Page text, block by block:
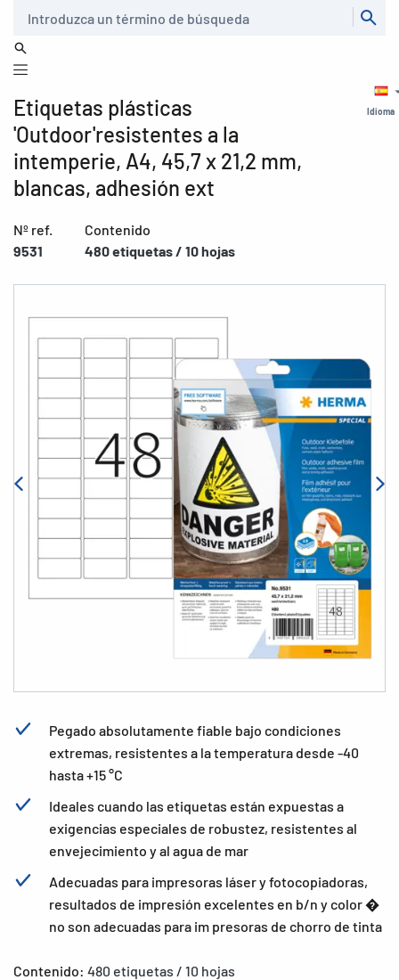
Idioma
Etiquetas plásticas
'Outdoor'resistentes a la
intemperie, A4, 45,7 x 21,2 mm,
blancas, adhesión ext
Nº ref.
9531
Contenido
480 etiquetas / 10 hojas
Pegado absolutamente fiable bajo condiciones
extremas, resistentes a la temperatura desde -40
hasta +15 °C
Ideales cuando las etiquetas están expuestas a
exigencias especiales de robustez, resistentes al
envejecimiento y al agua de mar
Adecuadas para impresoras láser y fotocopiadoras,
resultados de impresión excelentes en b/n y color �
no son adecuadas para im presoras de chorro de tinta
Contenido: 480 etiquetas / 10 hojas